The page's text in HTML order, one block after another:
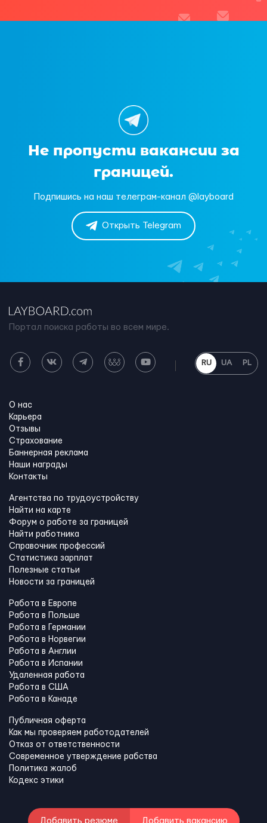
Не пропусти вакансии за
границей.
Подпишись на наш телеграм-канал @layboard
Открыть Telegram
Портал поиска работы во всем мире.
RU UA PL
О нас
Карьера
Отзывы
Страхование
Баннерная реклама
Наши награды
Контакты
Агентства по трудоустройству
Найти на карте
Форум о работе за границей
Найти работника
Справочник профессий
Статистика зарплат
Полезные статьи
Новости за границей
Работа в Европе
Работа в Польше
Работа в Германии
Работа в Норвегии
Работа в Англии
Работа в Испании
Удаленная работа
Работа в США
Работа в Канадe
Публичная оферта
Как мы проверяем работодателей
Отказ от ответственности
Современное утверждение рабства
Политика жалоб
Кодекс этики
Добавить резюме Добавить вакансию